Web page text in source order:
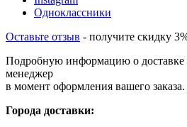
Одноклассники
Оставьте отзыв - получите скидку
Подробную информацию о доставке
менеджер
в момент оформления вашего заказа.
Города доставки: